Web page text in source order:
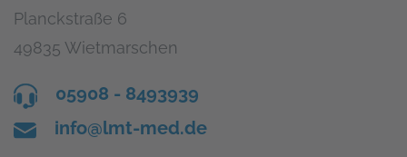
Planckstraße 6
49835 Wietmarschen
05908 - 8493939
info@lmt-med.de